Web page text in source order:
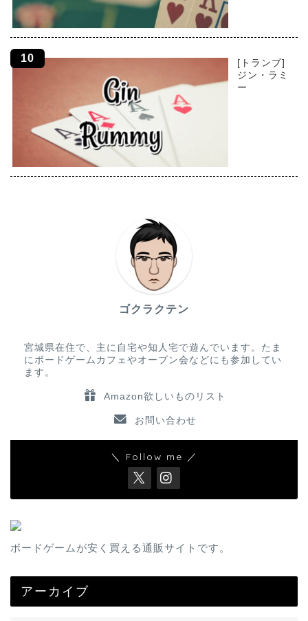
[トランプ]
ジン・ラミ
ー
ゴクラクテン
宮城県在住で、主に自宅や知人宅で遊んでいます。たま
にボードゲームカフェやオープン会などにも参加してい
ます。
Amazon欲しいものリスト
お問い合わせ
＼ Follow me ／
ボードゲームが安く買える通販サイトです。
アーカイブ